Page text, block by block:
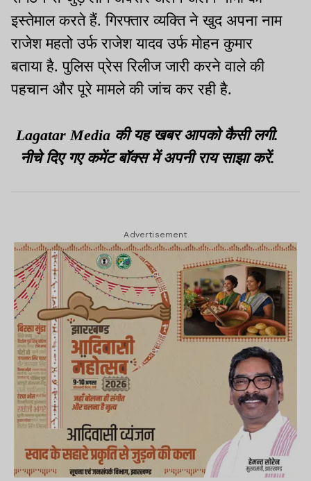
इस्तेमाल करते हैं. गिरफ्तार व्यक्ति ने खुद अपना नाम
राजेश महतो उर्फ राजेश यादव उर्फ मोहन कुमार
बताया है. पुलिस प्रेस रिलीज जारी करने वाले की
पहचान और पूरे मामले की जांच कर रही है.
Lagatar Media की यह खबर आपको कैसी लगी.
नीचे दिए गए कमेंट बॉक्स में अपनी राय साझा करें.
Advertisement